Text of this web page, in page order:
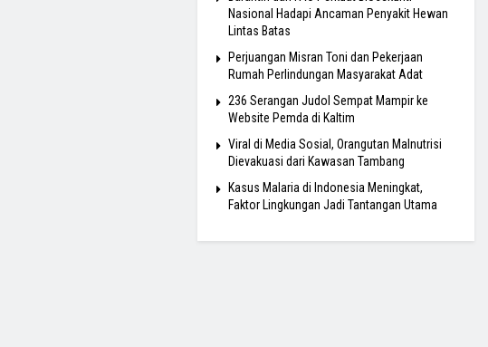
Nasional Hadapi Ancaman Penyakit Hewan
Lintas Batas
Perjuangan Misran Toni dan Pekerjaan
Rumah Perlindungan Masyarakat Adat
236 Serangan Judol Sempat Mampir ke
Website Pemda di Kaltim
Viral di Media Sosial, Orangutan Malnutrisi
Dievakuasi dari Kawasan Tambang
Kasus Malaria di Indonesia Meningkat,
Faktor Lingkungan Jadi Tantangan Utama